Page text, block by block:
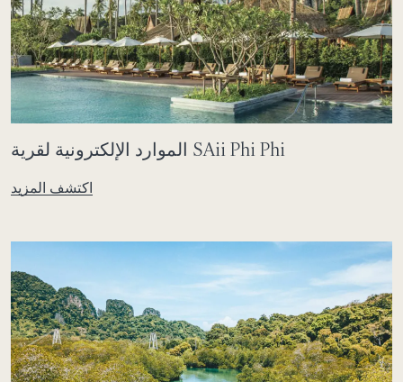
الموارد الإلكترونية لقرية SAii Phi Phi
اكتشف المزيد